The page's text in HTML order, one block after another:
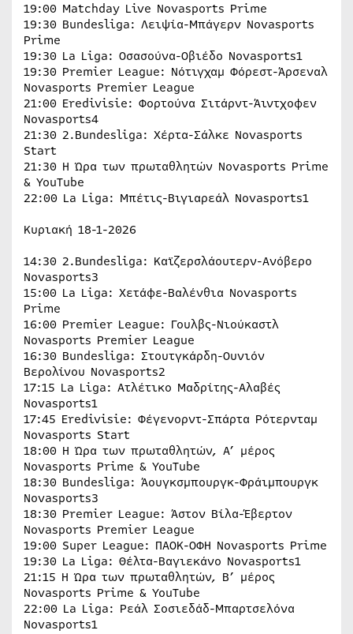
19:00 Matchday Live Novasports Prime
19:30 Bundesliga: Λειψία-Μπάγερν Novasports
Prime
19:30 La Liga: Οσασούνα-Οβιέδο Novasports1
19:30 Premier League: Νότιγχαμ Φόρεστ-Άρσεναλ
Novasports Premier League
21:00 Eredivisie: Φορτούνα Σιτάρντ-Άιντχοφεν
Novasports4
21:30 2.Bundesliga: Χέρτα-Σάλκε Novasports
Start
21:30 H Ώρα των πρωταθλητών Novasports Prime
& YouTube
22:00 La Liga: Μπέτις-Βιγιαρεάλ Novasports1
Κυριακή 18-1-2026
14:30 2.Bundesliga: Καϊζερσλάουτερν-Ανόβερο
Novasports3
15:00 La Liga: Χετάφε-Βαλένθια Novasports
Prime
16:00 Premier League: Γουλβς-Νιούκαστλ
Novasports Premier League
16:30 Bundesliga: Στουτγκάρδη-Ουνιόν
Βερολίνου Novasports2
17:15 La Liga: Ατλέτικο Μαδρίτης-Αλαβές
Novasports1
17:45 Eredivisie: Φέγενορντ-Σπάρτα Ρότερνταμ
Novasports Start
18:00 H Ώρα των πρωταθλητών, Α’ μέρος
Novasports Prime & YouTube
18:30 Bundesliga: Άουγκσμπουργκ-Φράιμπουργκ
Novasports3
18:30 Premier League: Άστον Βίλα-Έβερτον
Novasports Premier League
19:00 Super League: ΠΑΟΚ-ΟΦΗ Novasports Prime
19:30 La Liga: Θέλτα-Βαγιεκάνο Novasports1
21:15 H Ώρα των πρωταθλητών, Β’ μέρος
Novasports Prime & YouTube
22:00 La Liga: Ρεάλ Σοσιεδάδ-Μπαρτσελόνα
Novasports1